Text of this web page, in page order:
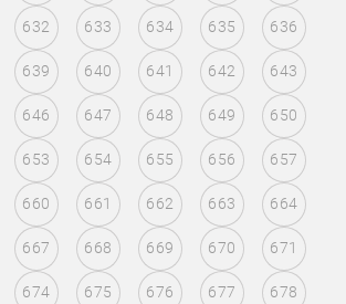
632 633 634 635 636
639 640 641 642 643
646 647 648 649 650
653 654 655 656 657
660 661 662 663 664
667 668 669 670 671
674 675 676 677 678